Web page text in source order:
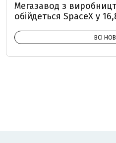
Мегазавод з
обійдеться SpaceX у
ВСІ